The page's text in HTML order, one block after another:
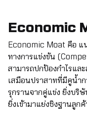
Economic
Economic Moat คือ แ
ทางการแข่งขัน
สามารถปกป้องกำไรแล
เสมือนปราสาทที่มีคูน้ำ
รุกรานจากคู่แข่ง ยิ่งบริ
ยิ่งเข้ามาแย่งชิงฐานลูก